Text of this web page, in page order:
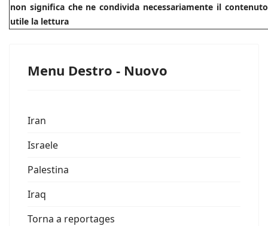
non significa che ne condivida necessariamente il
utile la lettura
Menu Destro - Nuovo
Iran
Israele
Palestina
Iraq
Torna a reportages